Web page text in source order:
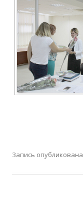
Запись опубликована